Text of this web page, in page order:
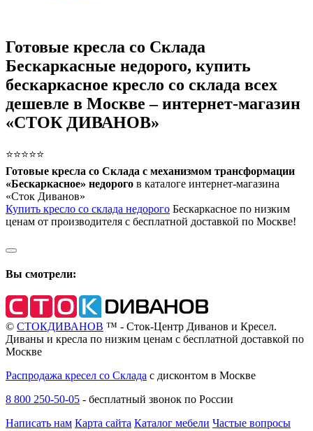
Готовые кресла со Склада
Бескаркасные недорого, купить
бескаркасное кресло со склада всех
дешевле в Москве – интернет-магазин
«СТОК ДИВАНОВ»
⭐⭐⭐⭐⭐
Готовые кресла со Склада с механизмом трансформации
«Бескаркасное» недорого в каталоге интернет-магазина
«Сток Диванов»
Купить кресло со склада недорого Бескаркасное по низким
ценам от производителя с бесплатной доставкой по Москве!
Вы смотрели:
© СТОКДИВАНОВ ™ - Сток-Центр Диванов и Кресел.
Диваны и кресла по низким ценам с бесплатной доставкой по
Москве
Распродажа кресел со Склада с дисконтом в Москве
8 800 250-50-05 - бесплатный звонок по России
Написать нам Карта сайта Каталог мебели Частые вопросы